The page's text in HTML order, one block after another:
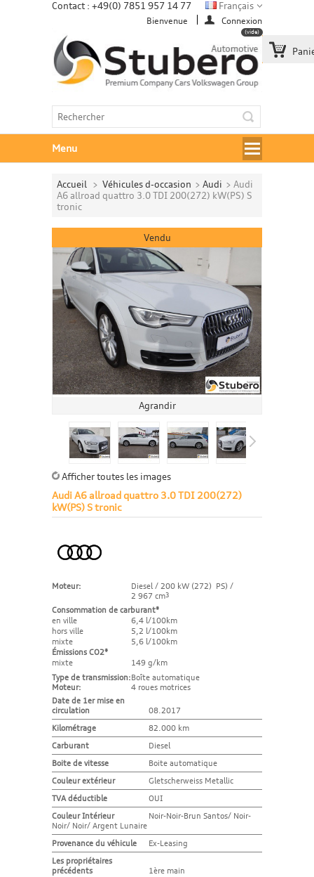
Contact : +49(0) 7851 957 14 77
(vide)
Bienvenue Connexion
Français
Menu
Accueil > Véhicules d-occasion > Audi > Audi
A6 allroad quattro 3.0 TDI 200(272) kW(PS) S
tronic
Vendu
Agrandir
Afficher toutes les images
Audi A6 allroad quattro 3.0 TDI 200(272)
kW(PS) S tronic
Moteur:
Diesel / 200 kW (272) PS) /
2 967 cm3
Consommation de carburant*
en ville
6,4 l/100km
hors ville
5,2 l/100km
mixte
5,6 l/100km
Émissions CO2*
mixte
149 g/km
Type de transmission:Boîte automatique
Moteur:
4 roues motrices
Date de 1er mise en
circulation
08.2017
Kilométrage
82.000 km
Carburant
Diesel
Boite de vitesse
Boite automatique
Couleur extérieur
Gletscherweiss Metallic
TVA déductible
OUI
Couleur Intérieur
Noir-Noir-Brun Santos/ Noir-
Noir/ Noir/ Argent Lunaire
Provenance du véhicule
Ex-Leasing
Les propriétaires
précédents
1ère main